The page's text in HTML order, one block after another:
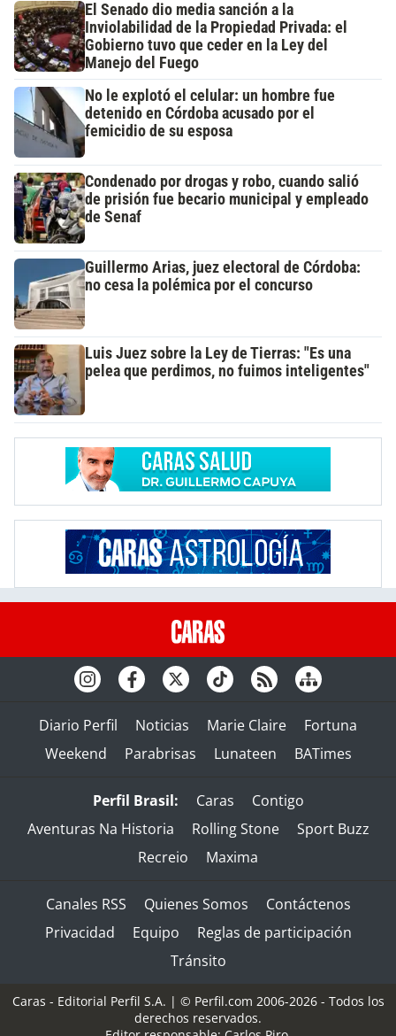
El Senado dio media sanción a la
Inviolabilidad de la Propiedad Privada: el
Gobierno tuvo que ceder en la Ley del
Manejo del Fuego
No le explotó el celular: un hombre fue
detenido en Córdoba acusado por el
femicidio de su esposa
Condenado por drogas y robo, cuando salió
de prisión fue becario municipal y empleado
de Senaf
Guillermo Arias, juez electoral de Córdoba:
no cesa la polémica por el concurso
Luis Juez sobre la Ley de Tierras: "Es una
pelea que perdimos, no fuimos inteligentes"
Diario Perfil Noticias Marie Claire
Fortuna
Weekend
Parabrisas Lunateen BATimes
Perfil Brasil: Caras
Contigo
Aventuras Na Historia
Rolling Stone
Sport Buzz
Recreio
Maxima
Canales RSS Quienes Somos
Contáctenos
Privacidad
Equipo
Reglas de participación
Tránsito
Caras - Editorial Perfil S.A. | © Perfil.com 2006-2026 - Todos los
derechos reservados.